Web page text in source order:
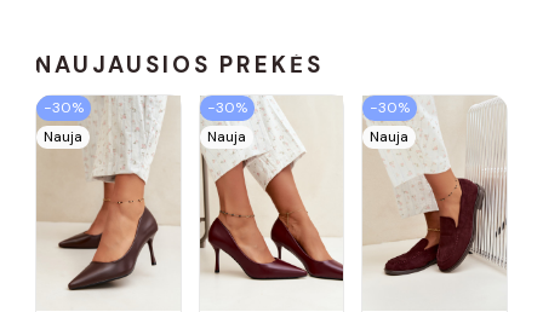
NAUJAUSIOS PREKĖS
−30%
Nauja
−30%
Nauja
−30%
Nauja